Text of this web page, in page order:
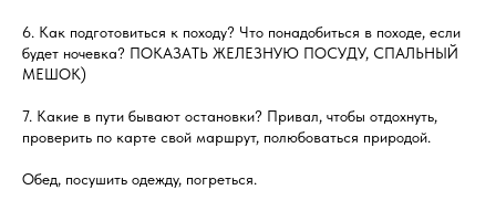
6. Как подготовиться к походу? Что понадобиться в походе, если
будет ночевка? ПОКАЗАТЬ ЖЕЛЕЗНУЮ ПОСУДУ, СПАЛЬНЫЙ
МЕШОК)
7. Какие в пути бывают остановки? Привал, чтобы отдохнуть,
проверить по карте свой маршрут, полюбоваться природой.
Обед, посушить одежду, погреться.